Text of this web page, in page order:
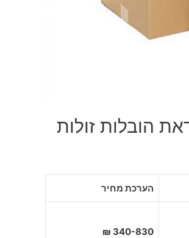
הובלות זולות
הערכת מחיר
340-830 ₪